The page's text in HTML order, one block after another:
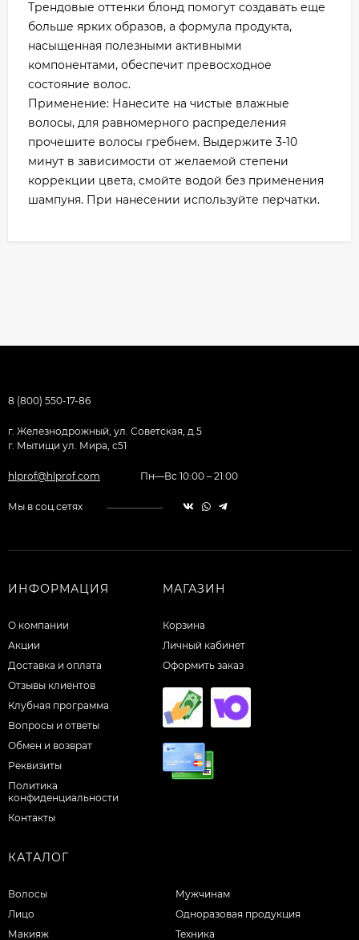
Трендовые оттенки блонд помогут создавать еще
больше ярких образов, а формула продукта,
насыщенная полезными активными
компонентами, обеспечит превосходное
состояние волос.
Применение: Нанесите на чистые влажные
волосы, для равномерного распределения
прочешите волосы гребнем. Выдержите 3-10
минут в зависимости от желаемой степени
коррекции цвета, смойте водой без применения
шампуня. При нанесении используйте перчатки.
8 (800) 550-17-86
г. Железнодрожный, ул. Советская, д.5
г. Мытищи ул. Мира, с51
hlprof@hlprof.com Пн—Вс 10:00 – 21:00
Мы в соц.сетях
ИНФОРМАЦИЯ
О компании
Акции
Доставка и оплата
Отзывы клиентов
Клубная программа
Вопросы и ответы
Обмен и возврат
Реквизиты
Политика
конфиденциальности
Контакты
МАГАЗИН
Корзина
Личный кабинет
Оформить заказ
КАТАЛОГ
Волосы
Лицо
Макияж
Мужчинам
Одноразовая продукция
Техника